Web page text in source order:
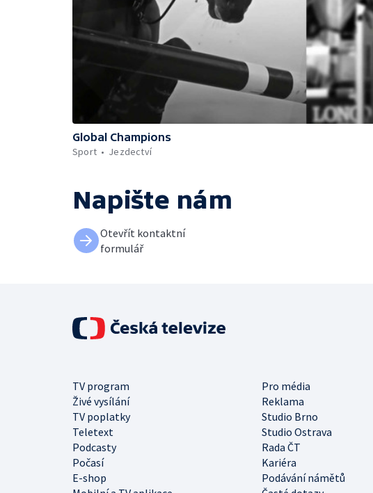
Global Champions
Sport
Jezdectví
Napište nám
Otevřít kontaktní
formulář
TV program
Pro média
Živé vysílání
Reklama
TV poplatky
Studio Brno
Teletext
Studio Ostrava
Podcasty
Rada ČT
Počasí
Kariéra
E-shop
Podávání námětů